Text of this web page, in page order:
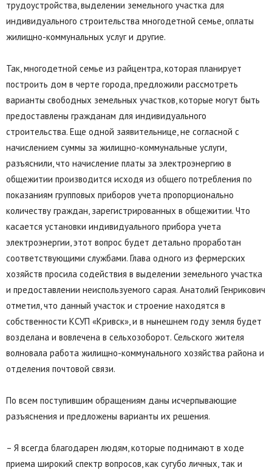
трудоустройства, выделении земельного участка для
индивидуального строительства многодетной семье, оплаты
жилищно-коммунальных услуг и другие.
Так, многодетной семье из райцентра, которая планирует
построить дом в черте города, предложили рассмотреть
варианты свободных земельных участков, которые могут быть
предоставлены гражданам для индивидуального
строительства. Еще одной заявительнице, не согласной с
начислением суммы за жилищно-коммунальные услуги,
разъяснили, что начисление платы за электроэнергию в
общежитии производится исходя из общего потребления по
показаниям групповых приборов учета пропорционально
количеству граждан, зарегистрированных в общежитии. Что
касается установки индивидуального прибора учета
электроэнергии, этот вопрос будет детально проработан
соответствующими службами. Глава одного из фермерских
хозяйств просила содействия в выделении земельного участка
и предоставлении неиспользуемого сарая. Анатолий Генрикович
отметил, что данный участок и строение находятся в
собственности КСУП «Кривск», и в нынешнем году земля будет
возделана и вовлечена в сельхозоборот. Сельского жителя
волновала работа жилищно-коммунального хозяйства района и
отделения почтовой связи.
По всем поступившим обращениям даны исчерпывающие
разъяснения и предложены варианты их решения.
– Я всегда благодарен людям, которые поднимают в ходе
приема широкий спектр вопросов, как сугубо личных, так и